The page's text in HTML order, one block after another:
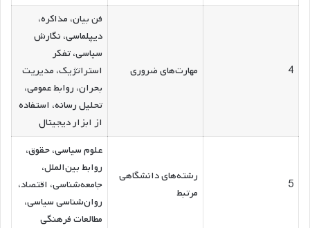
4 مهارت‌های ضروری
فن بیان، مذاکره،
دیپلماسی، نگارش
سیاسی، تفکر
استراتژیک، مدیریت
بحران، روابط عمومی،
تحلیل رسانه، استفاده
از ابزار دیجیتال
5
رشته‌های دانشگاهی
مرتبط
علوم سیاسی، حقوق،
روابط بین‌الملل،
جامعه‌شناسی، اقتصاد،
روان‌شناسی سیاسی،
مطالعات فرهنگی